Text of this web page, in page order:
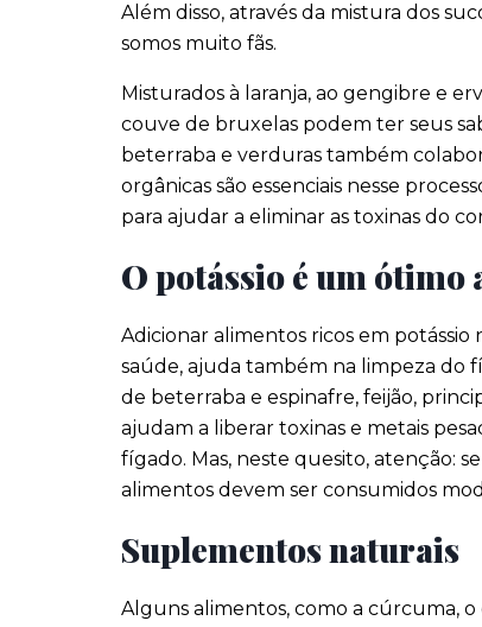
Além disso, através da mistura dos
somos muito fãs.
Misturados à laranja, ao gengibre e
couve de bruxelas podem ter seus
beterraba e verduras também
orgânicas são essenciais nesse
para ajudar a eliminar as toxinas do
O potássio é um ótimo
Adicionar alimentos ricos em
saúde, ajuda também na limpeza do
de beterraba e espinafre, feijão,
ajudam a liberar toxinas e metais
fígado. Mas, neste quesito, atenção:
alimentos devem ser consumidos
Suplementos naturais
Alguns alimentos, como a cúrcuma,